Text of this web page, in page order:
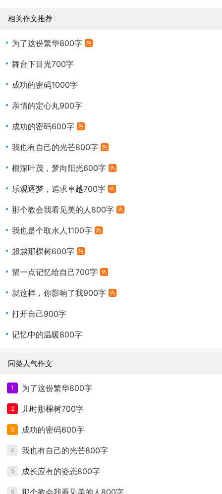
相关作文推荐
为了这份繁华800字 热
舞台下目光700字
成功的密码1000字
亲情的定心丸900字
成功的密码600字 热
我也有自己的光芒800字 热
根深叶茂，梦向阳光600字 热
乐观逐梦，追求卓越700字 热
那个教会我看见美的人800字 热
我也是个取水人1100字 热
超越那棵树600字 热
留一点记忆给自己700字 热
就这样，你影响了我900字 热
打开自己900字
记忆中的温暖800字
同类人气作文
1 为了这份繁华800字
2 儿时那棵树700字
3 成功的密码600字
4 我也有自己的光芒800字
5 成长应有的姿态800字
6 那个教会我看见美的人800字